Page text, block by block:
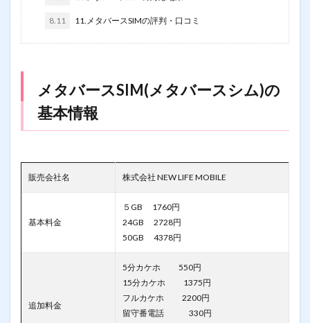
8.11 11.メタバースSIMの評判・口コミ
メタバースSIM(メタバースシム)の
基本情報
販売会社名 株式会社 NEW LIFE MOBILE
基本料金
５GB 1760円
24GB 2728円
50GB 4378円
追加料金
5分カケホ 550円
15分カケホ 1375円
フルカケホ 2200円
留守番電話 330円